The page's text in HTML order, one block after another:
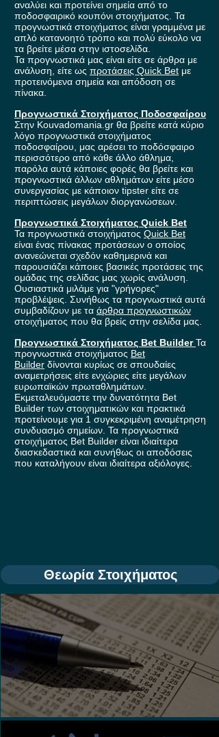
αναλύει και προτείνει σημεία από το
ποδοσφαιρικό κουπόνι στοιχήματος. Τα
προγνωστικά στοιχήματος είναι γραμμένα με
απλό κατανοητό τρόπο και πολύ εύκολο να
τα βρείτε μέσα στην ιστοσελίδα.
Τα προγνωστικά μας είναι είτε σε άρθρα με
ανάλυση, είτε ως προτάσεις Quick Bet με
προτεινόμενα σημεία και απόδοση σε
πίνακα.
Προγνωστικά Στοιχήματος Ποδοσφαίρου
Στην Kouvadomania.gr θα βρείτε κατά κύριο
λόγο προγνωστικά στοιχήματος
ποδοσφαίρου, μας αρέσει το ποδόσφαιρο
περισσότερο από κάθε άλλο άθλημα,
παρόλα αυτά κάποιες φορές θα βρείτε και
προγνωστικά άλλων αθλημάτων είτε μέσο
συνεργασίας με κάποιον tipster είτε σε
περιπτώσεις μεγάλων διοργανώσεων.
Προγνωστικά Στοιχήματος Quick Bet
Τα προγνωστικά στοιχήματος Quick Bet
είναι ένας πίνακας προτάσεων ο οποίος
ανανεώνεται σχεδόν καθημερινά και
παρουσιάζει κάποιες βασικές προτάσεις της
ομάδας της σελίδας μας χωρίς ανάλυση.
Ουσιαστικά μιλάμε για "γρήγορες"
προβλέψεις. Συνήθως τα προγνωστικά αυτά
συμβαδίζουν με τα άρθρα προγνωστικών
στοιχήματος που θα βρείς στην σελίδα μας.
Προγνωστικά Στοιχήματος Bet BuilderΤα
προγνωστικά στοιχήματος Bet
Builder δίνονται κυρίως σε σπουδαίες
αναμετρήσεις είτε ενχώριες είτε μεγάλων
ευρωπαϊκών πρωταθλημάτων.
Εκμεταλευόμαστε την δυνατότητα Bet
Builder των στοιχηματικών και πρακτικά
προτείνουμε για 1 συγκεκριμένη αναμέτρηση
συνδυασμό σημείων. Τα προγνωστικά
στοιχήματος Bet Builder είναι ιδιαίτερα
διασκεδαστικά και συνήθως οι αποδόσεις
που καταλήγουν είναι ιδιαίτερα αξιόλογες.
Θεωρία Στοιχήματος
Τι είναι τα Ασιατικά Χάντικαπ;